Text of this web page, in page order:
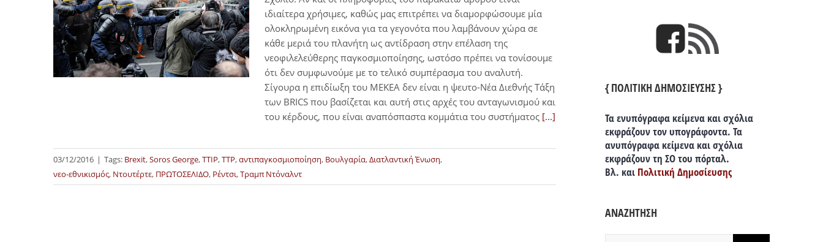
ιδιαίτερα χρήσιμες, καθώς μας επιτρέπει να διαμορφώσουμε μία
ολοκληρωμένη εικόνα για τα γεγονότα που λαμβάνουν χώρα σε
κάθε μεριά του πλανήτη ως αντίδραση στην επέλαση της
νεοφιλελεύθερης παγκοσμιοποίησης, ωστόσο πρέπει να τονίσουμε
ότι δεν συμφωνούμε με το τελικό συμπέρασμα του αναλυτή.
Σίγουρα η επιδίωξη του ΜΕΚΕΑ δεν είναι η ψευτο-Νέα Διεθνής Τάξη
των BRICS που βασίζεται και αυτή στις αρχές του ανταγωνισμού και
του κέρδους, που είναι αναπόσπαστα κομμάτια του συστήματος [...]
03/12/2016 | Tags: Brexit,Soros George,TTIP,TTP,αντιπαγκοσμιοποίηση, Βουλγαρία,Διατλαντική Ένωση,
νεο-εθνικισμός, Ντουτέρτε, ΠΡΩΤΟΣΕΛΙΔΟ, Ρέντσι,Τραμπ Ντόναλντ
{ ΠΟΛΙΤΙΚΗ ΔΗΜΟΣΙΕΥΣΗΣ }
Τα ενυπόγραφα κείμενα και σχόλια
εκφράζουν τον υπογράφοντα. Τα
ανυπόγραφα κείμενα και σχόλια
εκφράζουν τη ΣΟ του πόρταλ.
Βλ. και Πολιτική Δημοσίευσης
ΑΝΑΖΗΤΗΣΗ